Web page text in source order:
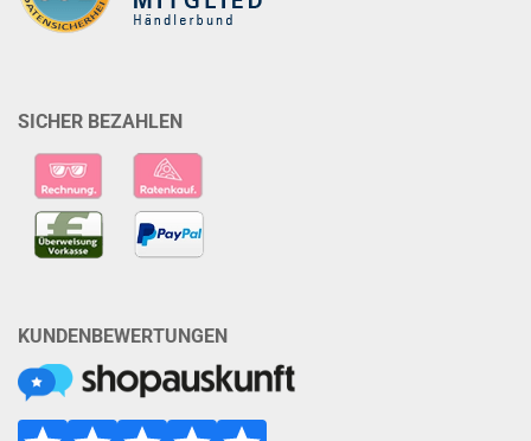
SICHER BEZAHLEN
KUNDENBEWERTUNGEN